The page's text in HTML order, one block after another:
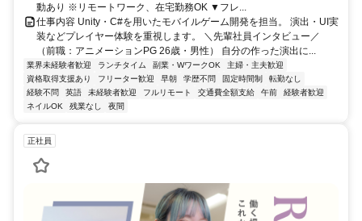
動あり ※リモートワーク、在宅勤務OK ▼フレ...
仕事内容 Unity・C#を用いたモバイルゲーム開発を担当。 演出・UI実
装などプレイヤー体験を重視します。 ＼先輩社員インタビュー／
（前職：アニメーションPG 26歳・男性） 自分の作った演出に...
業界未経験者歓迎 ランチタイム 副業・WワークOK
主婦・主夫歓迎
資格取得支援あり
フリーター歓迎 早朝 学歴不問 固定時間制
転勤なし
経験不問
英語 未経験者歓迎 フルリモート 交通費全額支給 午前
経験者歓迎
ネイルOK
残業なし 夜間
正社員